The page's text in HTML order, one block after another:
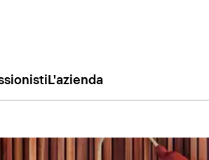
L'azienda